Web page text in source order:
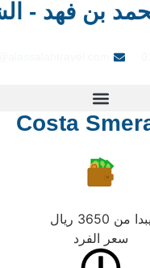
بن فهد -
يبدا من 3650 ريال
سعر الفرد